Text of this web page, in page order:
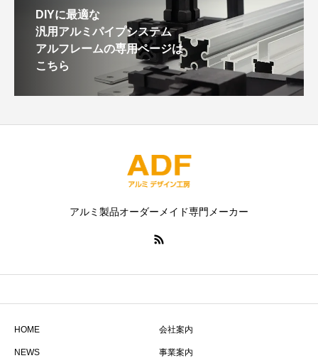
DIYに最適な
汎用アルミパイプシステム
アルフレームの専用ページは
こちら
アルミ製品オーダーメイド専門メーカー
HOME 会社案内
NEWS 事業案内